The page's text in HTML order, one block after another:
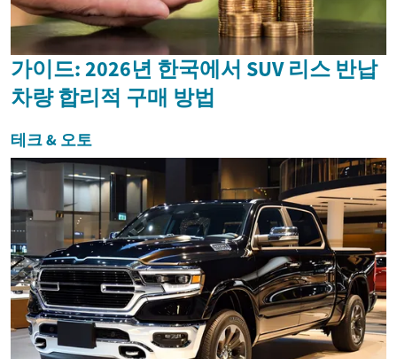
가이드: 2026년 한국에서 SUV 리스 반납
차량 합리적 구매 방법
테크 & 오토